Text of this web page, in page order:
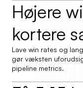
Højere
kortere
Lave win rates og
gør væksten
pipeline metrics.